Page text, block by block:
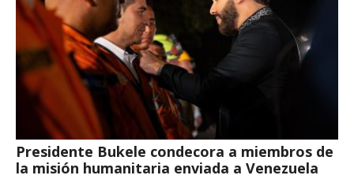
Presidente Bukele condecora a miembros de
la misión humanitaria enviada a Venezuela